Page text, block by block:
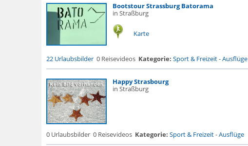
Bootstour Strassburg Batorama
in Straßburg
Karte
22 Urlaubsbilder 0 Reisevideos Kategorie: Sport & Freizeit-Ausflüge
Happy Strasbourg
in Straßburg
0 Urlaubsbilder 0 Reisevideos Kategorie: Sport & Freizeit-Ausflüge